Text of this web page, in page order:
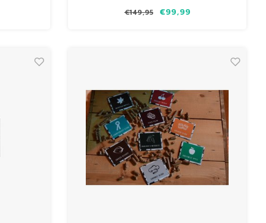
HET
€149,95 €99,99